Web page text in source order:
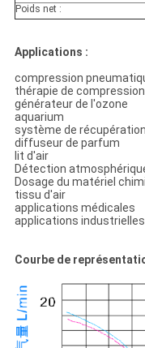
Poids net :
Applications :
compression
thérapie de compression
générateur de l'ozone
aquarium
système de récupération
diffuseur de parfum
lit d'air
Détection
Dosage du matériel
tissu d'air
applications médicales
applications industrielles
Courbe de